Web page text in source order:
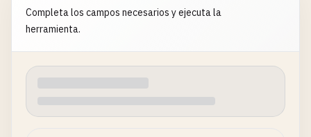
Completa los campos necesarios y ejecuta la
herramienta.